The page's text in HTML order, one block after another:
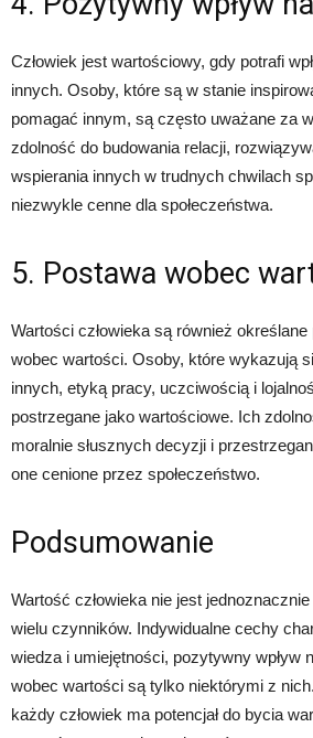
Człowiek jest wartościowy, gdy potrafi
innych. Osoby, które są w stanie
pomagać innym, są często uważane za
zdolność do budowania relacji,
wspierania innych w trudnych chwilach
niezwykle cenne dla społeczeństwa.
5. Postawa wobec
Wartości człowieka są również
wobec wartości. Osoby, które wykazują
innych, etyką pracy, uczciwością i
postrzegane jako wartościowe. Ich
moralnie słusznych decyzji i
one cenione przez społeczeństwo.
Podsumowanie
Wartość człowieka nie jest
wielu czynników. Indywidualne cechy
wiedza i umiejętności, pozytywny wpływ
wobec wartości są tylko niektórymi z
każdy człowiek ma potencjał do bycia